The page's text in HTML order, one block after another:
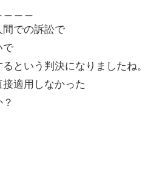
＿＿
間での訴訟で
で
という判決になりましたね。
適用しなかった